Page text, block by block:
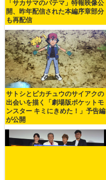
「サカサマのパテマ」特報映像公
開、昨年配信された本編序章部分
も再配信
サトシとピカチュウのサイアクの
出会いを描く「劇場版ポケットモ
ンスター キミにきめた！」予告編
が公開